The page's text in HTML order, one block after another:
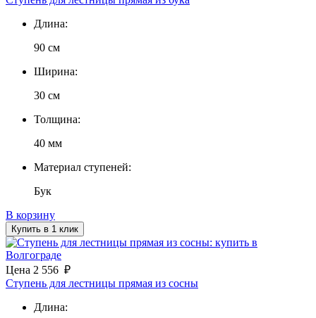
Длина:
90 см
Ширина:
30 см
Толщина:
40 мм
Материал ступеней:
Бук
В корзину
Купить в 1 клик
Цена 2 556 ₽
Ступень для лестницы прямая из сосны
Длина: